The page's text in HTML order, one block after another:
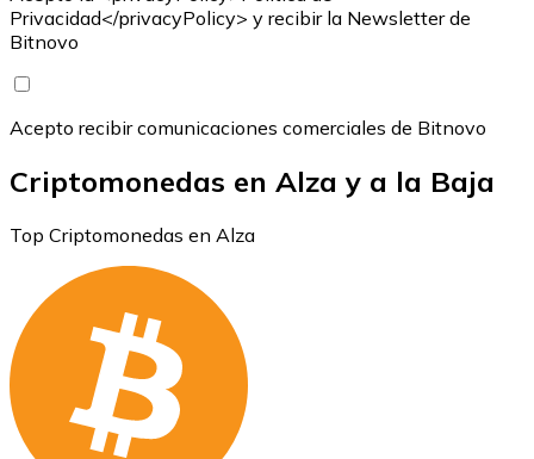
Privacidad</privacyPolicy> y recibir la Newsletter de
Bitnovo
Acepto recibir comunicaciones comerciales de Bitnovo
Criptomonedas en Alza y a la Baja
Top Criptomonedas en Alza